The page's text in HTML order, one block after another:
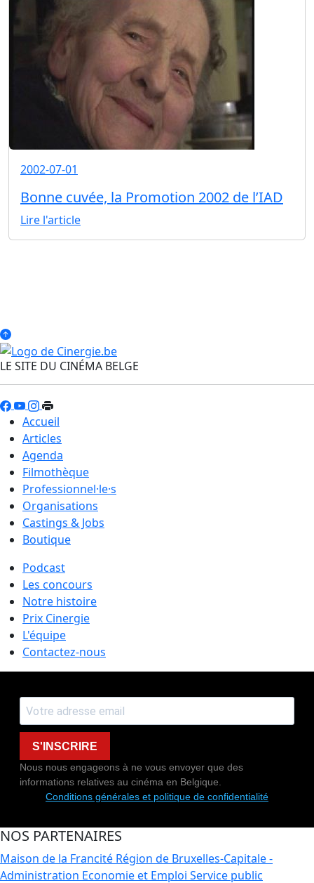
2002-07-01
Bonne cuvée, la Promotion 2002 de l’IAD
Lire l'article
LE SITE DU CINÉMA BELGE
Accueil
Articles
Agenda
Filmothèque
Professionnel·le·s
Organisations
Castings & Jobs
Boutique
Podcast
Les concours
Notre histoire
Prix Cinergie
L'équipe
Contactez-nous
S'INSCRIRE
Nous nous engageons à ne vous envoyer que des
informations relatives au cinéma en Belgique.
Conditions générales et politique de confidentialité
NOS PARTENAIRES
Maison de la Francité Région de Bruxelles-Capitale -
Administration Economie et Emploi Service public